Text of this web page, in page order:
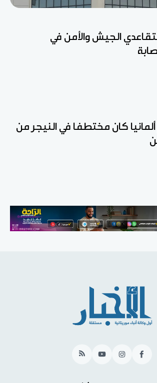
الجيش والأمن في
ألمانيا كان مختطفا في النيجر من
Facebook
Instagram
YouTube
RSS